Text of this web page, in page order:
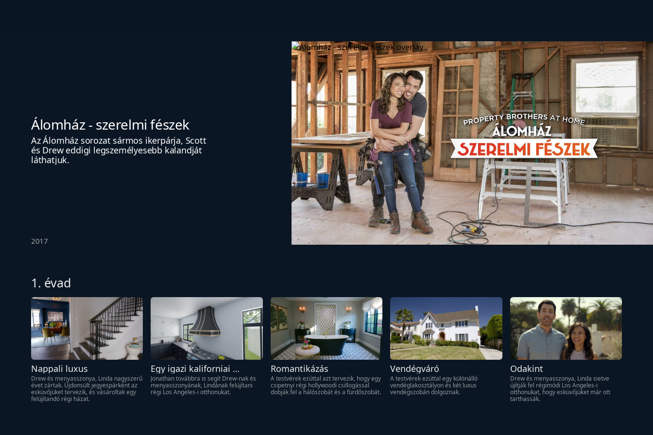
Álomház - szerelmi fészek
Az Álomház sorozat sármos ikerpárja, Scott
és Drew eddigi legszemélyesebb kalandját
2017
1. évad
Nappali luxus
Drew és menyasszonya, Linda nagyszerű
évet zártak. Újdonsült jegyespárként az
esküvőjüket tervezik, és vásároltak egy
felújítandó régi házat.
Egy igazi kaliforniai
konyha
Jonathan továbbra is segít Drew-nak és
menyasszonyának, Lindának felújítani
régi Los Angeles-i otthonukat.
Romantikázás
A testvérek ezúttal azt tervezik, hogy egy
csipetnyi régi hollywoodi csillogással
dobják fel a hálószobát és a fürdőszobát.
Vendégváró
A testvérek ezúttal egy különálló
vendéglakosztályon és két luxus
vendégszobán dolgoznak.
Odakint
Drew és menyasszonya, Linda sietve
újítják fel régimódi Los Angeles-i
otthonukat, hogy esküvőjüket már ott
tarthassák.